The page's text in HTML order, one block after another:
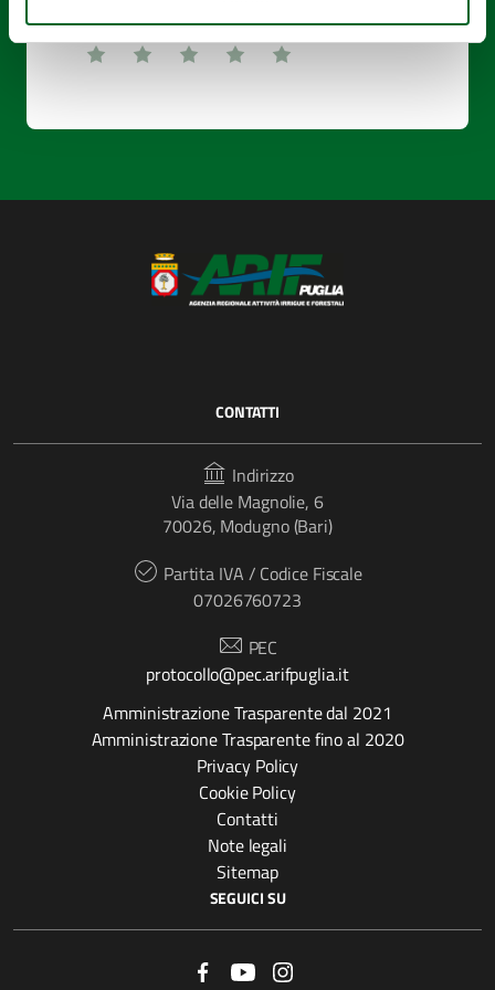
CONTATTI
SEGUICI SU
Indirizzo
Via delle Magnolie, 6
70026, Modugno (Bari)
Partita IVA / Codice Fiscale
07026760723
PEC
protocollo@pec.arifpuglia.it
Amministrazione Trasparente dal 2021
Amministrazione Trasparente fino al 2020
Privacy Policy
Cookie Policy
Contatti
Note legali
Sitemap